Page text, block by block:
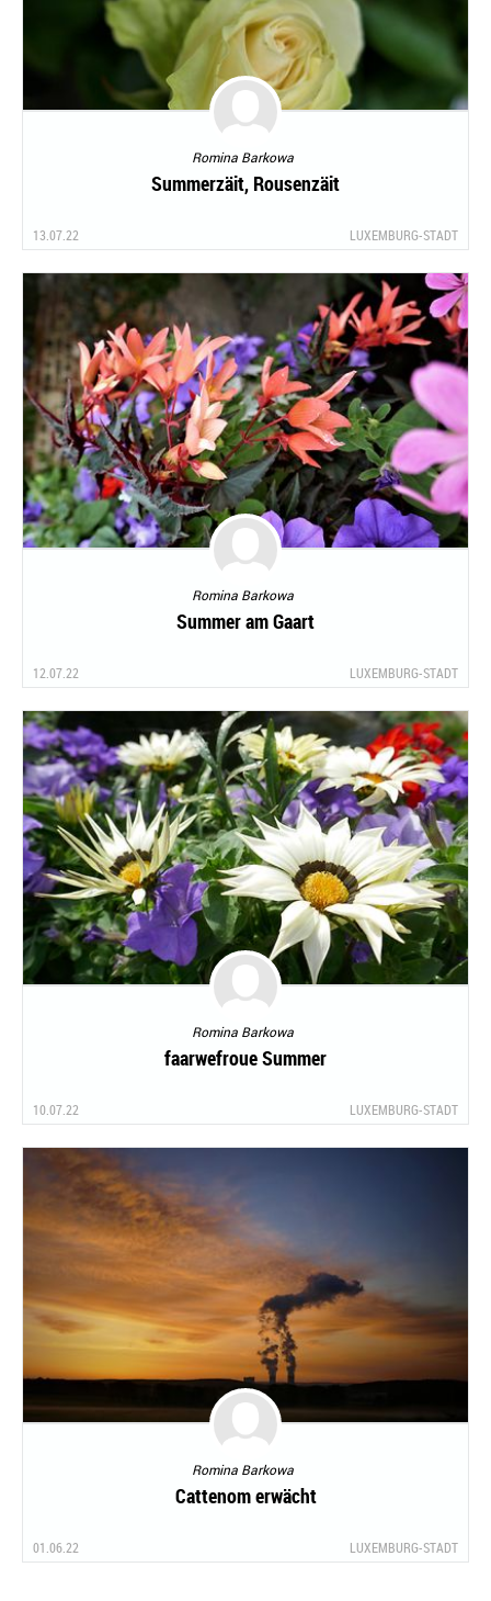
Romina Barkowa
Summerzäit, Rousenzäit
13.07.22 LUXEMBURG-STADT
Romina Barkowa
Summer am Gaart
12.07.22 LUXEMBURG-STADT
Romina Barkowa
faarwefroue Summer
10.07.22 LUXEMBURG-STADT
Romina Barkowa
Cattenom erwächt
01.06.22 LUXEMBURG-STADT